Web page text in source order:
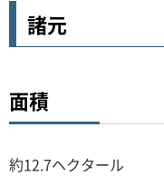
諸元
面積
約12.7ヘクタール